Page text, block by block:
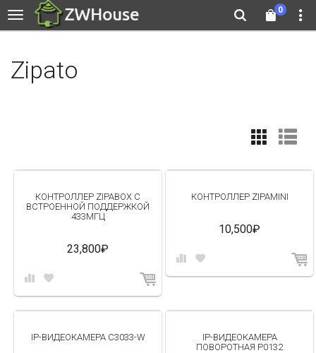
0
Zipato
КОНТРОЛЛЕР ZIPABOX С
ВСТРОЕННОЙ ПОДДЕРЖКОЙ
433МГЦ
23,800₽
КОНТРОЛЛЕР ZIPAMINI
10,500₽
IP-ВИДЕОКАМЕРА C3033-W
IP-ВИДЕОКАМЕРА
ПОВОРОТНАЯ P0132